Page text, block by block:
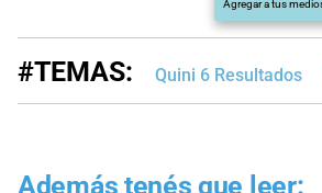
Agregar a tus
#TEMAS: Quini 6 Resultados
Además tenés que leer: